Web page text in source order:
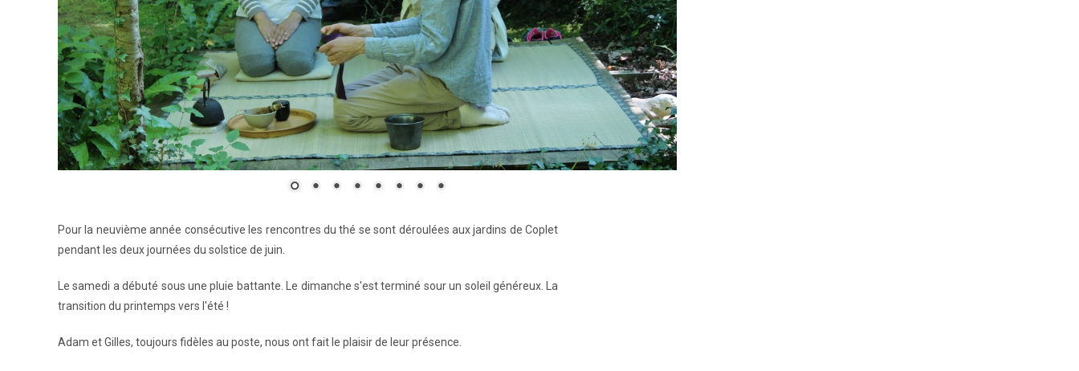
Pour la neuvième année consécutive les rencontres du thé se sont déroulées aux jardins de Coplet
pendant les deux journées du solstice de juin.
Le samedi a débuté sous une pluie battante. Le dimanche s'est terminé sour un soleil généreux. La
transition du printemps vers l'été !
Adam et Gilles, toujours fidèles au poste, nous ont fait le plaisir de leur présence.